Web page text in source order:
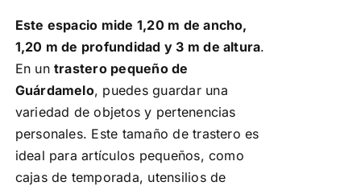
de
producto
Este espacio mide 1,20 m de ancho,
1,20 m de profundidad y 3 m de altura.
En un trastero pequeño de
Guárdamelo, puedes guardar una
variedad de objetos y pertenencias
personales. Este tamaño de trastero es
ideal para artículos pequeños, como
cajas de temporada, utensilios de